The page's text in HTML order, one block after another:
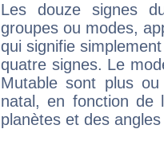
Les douze signes
groupes ou modes,
qui signifie
quatre signes. Le
Mutable sont plus
natal, en fonction de
planètes et des